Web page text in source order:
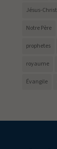
Jésus-Christ
Notre Père
prophetes
royaume
Évangile